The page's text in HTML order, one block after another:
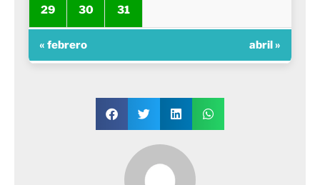
29 30 31
« febrero abril »